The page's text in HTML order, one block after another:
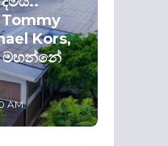
Kors,
මහන්නේ
AM